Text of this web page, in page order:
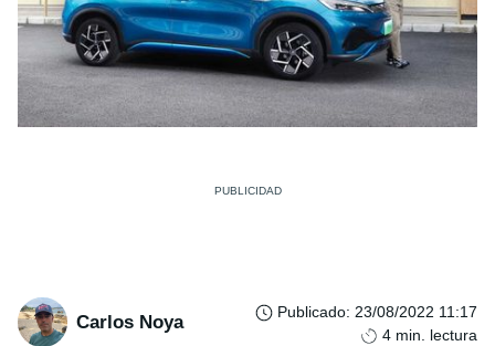
Carlos Noya Publicado: 23/08/2022 11:17
4 min. lectura